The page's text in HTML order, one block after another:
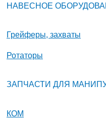
НАВЕСНОЕ
Грейферы, захваты
Ротаторы
ЗАПЧАСТИ ДЛЯ
КОМ